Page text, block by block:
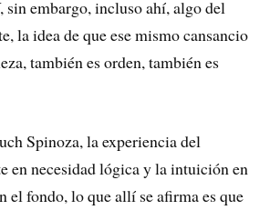
embargo, incluso ahí, algo del
la idea de que ese mismo cansancio
también es orden, también es
Spinoza, la experiencia del
en necesidad lógica y la intuición en
el fondo, lo que allí se afirma es que